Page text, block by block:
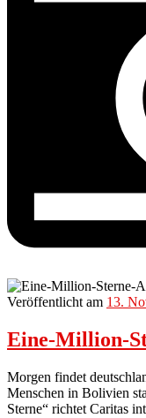
Veröffentlicht am 13.
Eine-Million-
Morgen findet
Menschen in Bolivien
Sterne“ richtet Caritas